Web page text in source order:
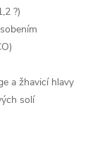
?)
a žhavicí hlavy
solí